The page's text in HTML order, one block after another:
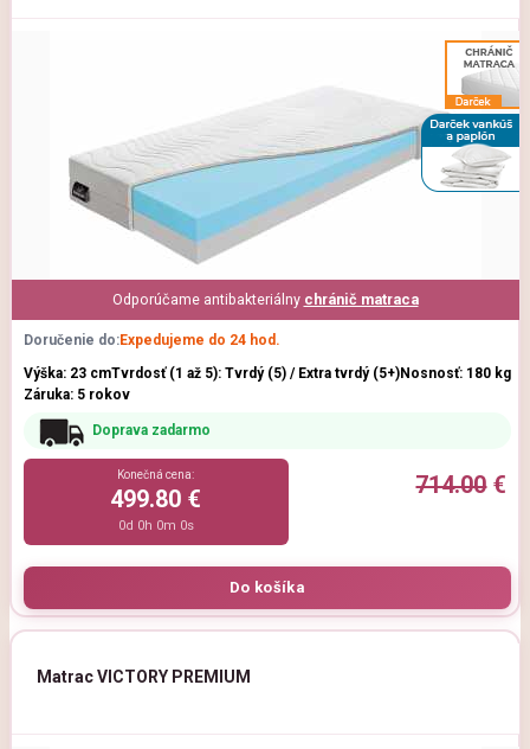
Odporúčame antibakteriálny chránič matraca
Doručenie do:Expedujeme do 24 hod.
Výška: 23 cmTvrdosť (1 až 5): Tvrdý (5) / Extra tvrdý (5+)Nosnosť: 180 kg
Záruka: 5 rokov
Doprava zadarmo
714.00€
Konečná cena:
499.80 €
0d 0h 0m 0s
Matrac VICTORY PREMIUM